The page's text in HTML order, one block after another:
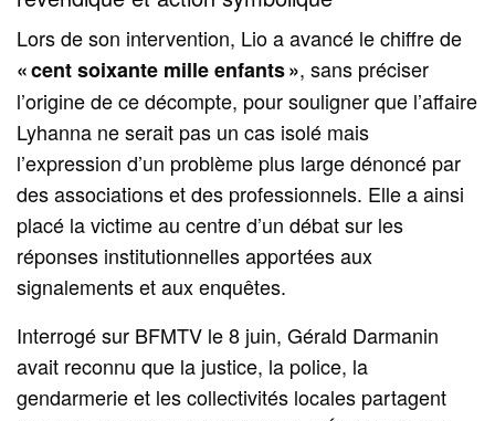
Lors de son intervention, Lio a avancé le chiffre de
« cent soixante mille enfants », sans préciser
l’origine de ce décompte, pour souligner que l’affaire
Lyhanna ne serait pas un cas isolé mais
l’expression d’un problème plus large dénoncé par
des associations et des professionnels. Elle a ainsi
placé la victime au centre d’un débat sur les
réponses institutionnelles apportées aux
signalements et aux enquêtes.
Interrogé sur BFMTV le 8 juin, Gérald Darmanin
avait reconnu que la justice, la police, la
gendarmerie et les collectivités locales partagent